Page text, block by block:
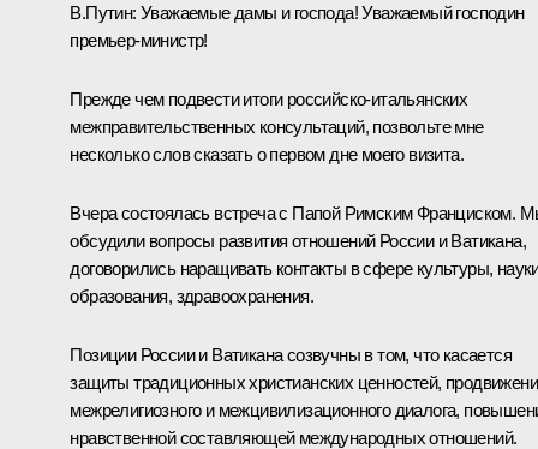
В.Путин: Уважаемые дамы и господа! Уважаемый господин
премьер-министр!
Прежде чем подвести итоги российско-итальянских
межправительственных консультаций, позвольте мне
несколько слов сказать о первом дне моего визита.
Вчера состоялась встреча с Папой Римским Франциском.
обсудили вопросы развития отношений России и Ватикана,
договорились наращивать контакты в сфере культуры,
образования, здравоохранения.
Позиции России и Ватикана созвучны в том, что касается
защиты традиционных христианских ценностей,
межрелигиозного и межцивилизационного диалога,
нравственной составляющей международных отношений.